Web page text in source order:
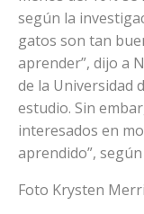
según la
gatos son tan
aprender”, dijo a
de la Universidad
estudio. Sin
interesados en
aprendido”,
Foto Krysten